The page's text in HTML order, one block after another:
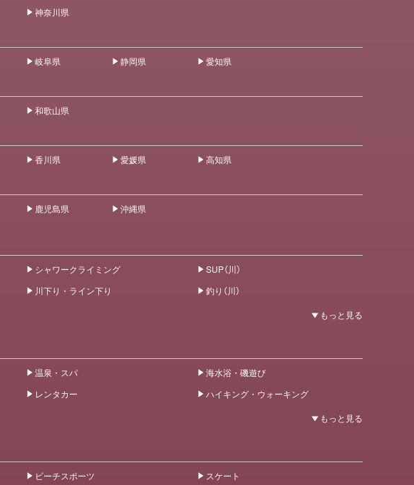
神奈川県
岐阜県 静岡県 愛知県
和歌山県
香川県 愛媛県 高知県
鹿児島県 沖縄県
シャワークライミング
SUP（川）
川下り・ライン下り 釣り（川）
温泉・スパ
海水浴・磯遊び
レンタカー ハイキング・ウォーキング
ビーチスポーツ
スケート